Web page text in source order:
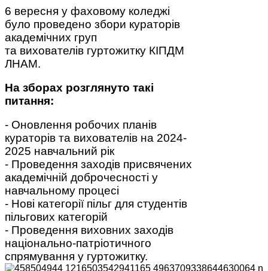
6 вересня у фаховому коледжі
було проведено збори кураторів
академічних груп
та вихователів гуртожитку КІПДМ
ЛНАМ.
На зборах розглянуто такі
питання:
- Оновлення робочих планів
кураторів та вихователів на 2024-
2025 навчальний рік
- Проведення заходів присвячених
академічній доброчесності у
навчальному процесі
- Нові категорії пільг для студентів
пільгових категорій
- Проведення виховних заходів
національно-патріотичного
спрямування у гуртожитку.